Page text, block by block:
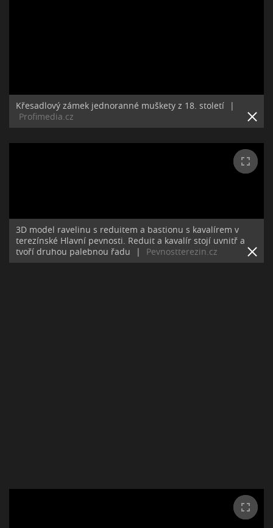
Křesadlový zámek jednoranné muškety z 18. století
|
Profimedia.cz
3D model ravelinu s reduitem a bastionu s kavalírem v
terezínské Hlavní pevnosti. Reduit a kavalír stojí uvnitř a
tvoří druhou palebnou řadu
| Pevnostterezin.cz